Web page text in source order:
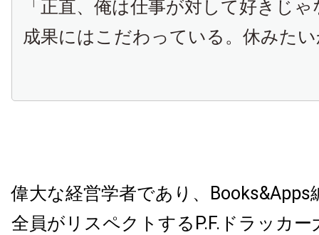
「正直、俺は仕事が対して好きじ
成果にはこだわっている。休みた
偉大な経営学者であり、 Books&Apps
全員がリスペクトする P.F. ドラッカ